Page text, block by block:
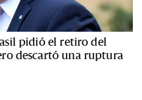
pidió el retiro del
descartó una ruptura